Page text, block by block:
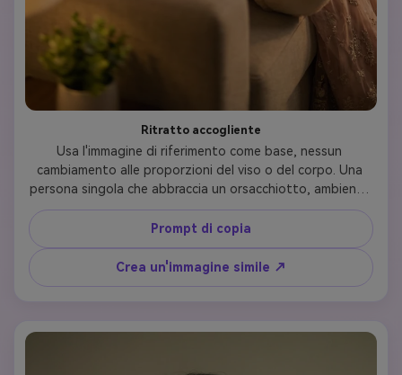
Ritratto accogliente
Usa l'immagine di riferimento come base, nessun
cambiamento alle proporzioni del viso o del corpo. Una
persona singola che abbraccia un orsacchiotto, ambiente
interno moderno, luce ambiente calda, ombre morbide,
umore intimo, illuminazione realistica, qualità fotografica
DSLR
Prompt di copia
Crea un'immagine simile ↗